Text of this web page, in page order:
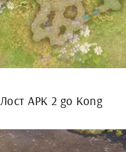
Лост АРК 2 go Kong